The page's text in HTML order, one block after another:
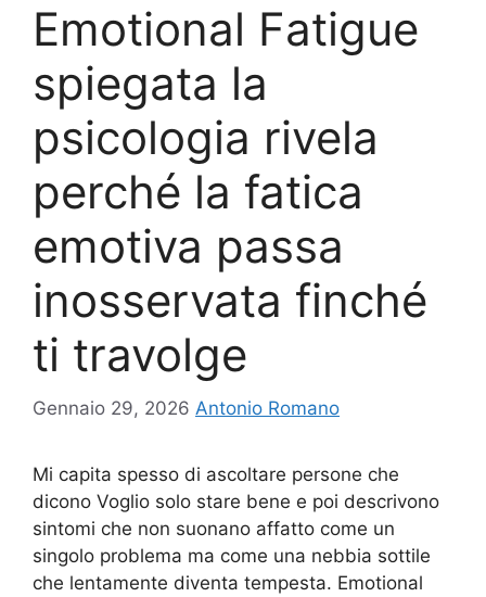
Emotional Fatigue
spiegata la
psicologia rivela
perché la fatica
emotiva passa
inosservata finché
ti travolge
Gennaio 29, 2026 Antonio Romano
Mi capita spesso di ascoltare persone che
dicono Voglio solo stare bene e poi descrivono
sintomi che non suonano affatto come un
singolo problema ma come una nebbia sottile
che lentamente diventa tempesta. Emotional